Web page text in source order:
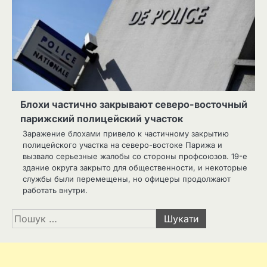
Блохи частично закрывают северо-восточный
парижский полицейский участок
Заражение блохами привело к частичному закрытию
полицейского участка на северо-востоке Парижа и
вызвало серьезные жалобы со стороны профсоюзов. 19-е
здание округа закрыто для общественности, и некоторые
службы были перемещены, но офицеры продолжают
работать внутри.
Пошук: